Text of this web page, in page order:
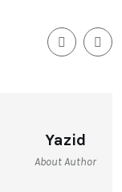
Yazid
About Author